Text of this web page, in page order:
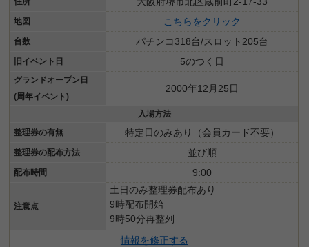
地図 こちらをクリック
台数 パチンコ318台/スロット205台
旧イベント日 5のつく日
グランドオープン日
(周年イベント)
2000年12月25日
入場方法
整理券の有無
特定日のみあり（会員カード不要）
整理券の配布方法 並び順
配布時間 9:00
注意点
土日のみ整理券配布あり
9時配布開始
9時50分再整列
情報を修正する